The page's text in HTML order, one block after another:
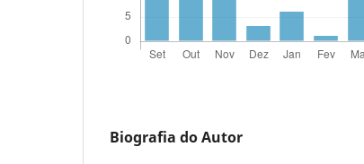
Biografia do Autor